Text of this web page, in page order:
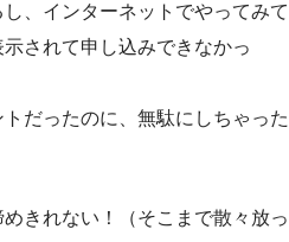
、インターネットでやってみて
されて申し込みできなかっ
だったのに、無駄にしちゃった
きれない！（そこまで散々放っ